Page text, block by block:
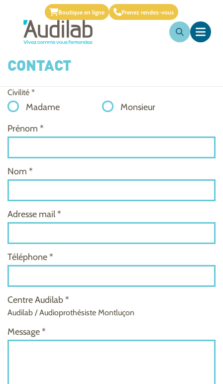
Boutique en ligne Prenez rendez-vous
CONTACT
Civilité *
Madame
Monsieur
Prénom *
Nom *
Adresse mail *
Téléphone *
Centre Audilab *
Audilab / Audioprothésiste Montluçon
Message *